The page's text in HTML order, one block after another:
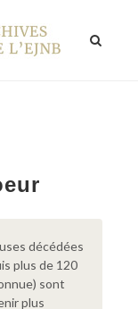
décédées
plus de 120
sont
plus